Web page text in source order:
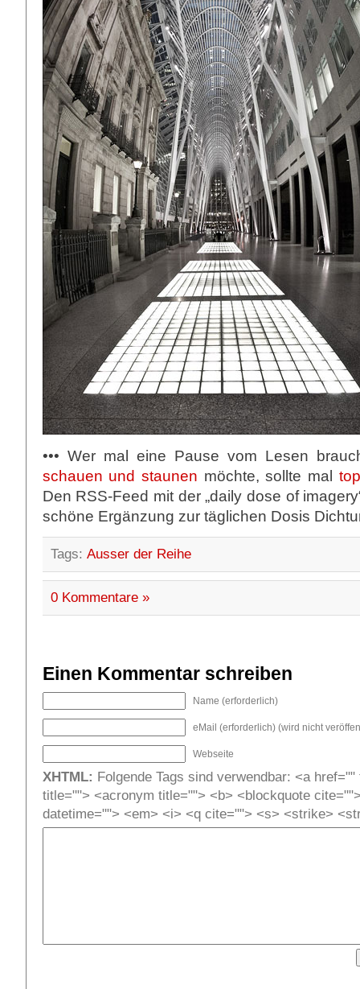
••• Wer mal eine Pause vom Lesen
schauen und staunen möchte, sollte mal
Den RSS-Feed mit der „daily dose of
schöne Ergänzung zur täglichen Dosis
Tags: Ausser der Reihe
0 Kommentare »
Einen Kommentar schreiben
Name (erforderlich)
eMail (erforderlich) (wird nicht
Webseite
XHTML: Folgende Tags sind verwendbar: <a
title=""> <acronym title=""> <b> <blockquote
datetime=""> <em> <i> <q cite=""> <s> <strike>